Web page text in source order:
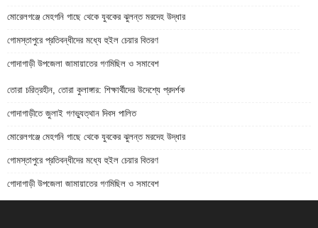
মোরেলগঞ্জে মেহগনি গাছে থেকে যুবকের ঝুলন্ত মরদেহ উদ্ধার
গোমস্তাপুরে প্রতিবন্ধীদের মধ্যে হুইল চেয়ার বিতরণ
গোদাগাড়ী উপজেলা জামায়াতের গণমিছিল ও সমাবেশ
তোরা চরিত্রহীন, তোরা কুলাঙ্গার: শিক্ষার্থীদের উদেশ্যে প্রদর্শক
গোদাগাড়ীতে জুলাই গণভ্যুত্থান দিবস পালিত
মোরেলগঞ্জে মেহগনি গাছে থেকে যুবকের ঝুলন্ত মরদেহ উদ্ধার
গোমস্তাপুরে প্রতিবন্ধীদের মধ্যে হুইল চেয়ার বিতরণ
গোদাগাড়ী উপজেলা জামায়াতের গণমিছিল ও সমাবেশ